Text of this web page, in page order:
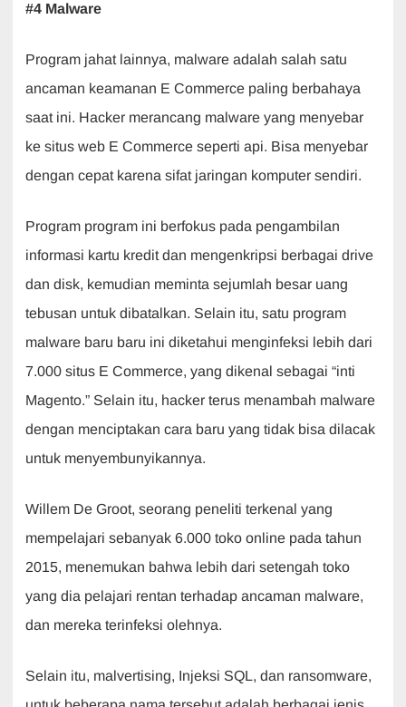
#4 Malware
Program jahat lainnya, malware adalah salah satu
ancaman keamanan E Commerce paling berbahaya
saat ini. Hacker merancang malware yang menyebar
ke situs web E Commerce seperti api. Bisa menyebar
dengan cepat karena sifat jaringan komputer sendiri.
Program program ini berfokus pada pengambilan
informasi kartu kredit dan mengenkripsi berbagai drive
dan disk, kemudian meminta sejumlah besar uang
tebusan untuk dibatalkan. Selain itu, satu program
malware baru baru ini diketahui menginfeksi lebih dari
7.000 situs E Commerce, yang dikenal sebagai “inti
Magento.” Selain itu, hacker terus menambah malware
dengan menciptakan cara baru yang tidak bisa dilacak
untuk menyembunyikannya.
Willem De Groot, seorang peneliti terkenal yang
mempelajari sebanyak 6.000 toko online pada tahun
2015, menemukan bahwa lebih dari setengah toko
yang dia pelajari rentan terhadap ancaman malware,
dan mereka terinfeksi olehnya.
Selain itu, malvertising, Injeksi SQL, dan ransomware,